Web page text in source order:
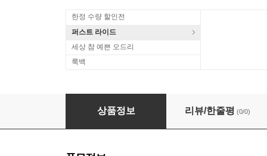
한정 수량 할인전
퍼스트 라이드
세상 참 예쁜 오드리
룩백
Dirk Hegemann 죄르지 코셔: 비올라로 연주
상품정보 리뷰/한줄평 (0/0)